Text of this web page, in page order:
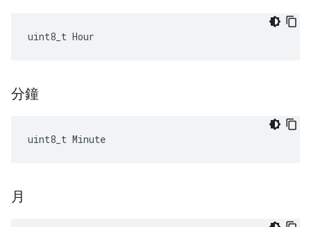
uint8_t Hour
分鐘
uint8_t Minute
月